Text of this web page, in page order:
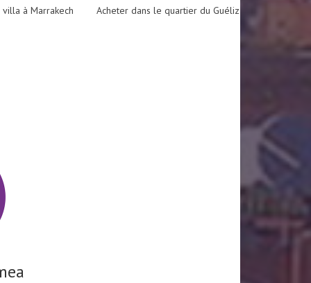
à Marrakech Acheter dans le quartier du Guéliz